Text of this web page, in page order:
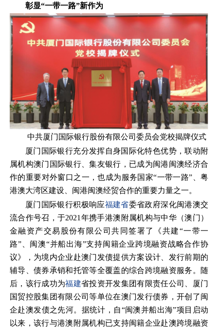
彰显“一带一路”新作为
中共厦门国际银行股份有限公司委员会党校揭牌仪式
厦门国际银行充分发挥自身国际化特色优势，联动附
属机构澳门国际银行、集友银行，已成为闽港闽澳经济合
作的重要对外窗口之一，也成为服务国家“一带一路”、粤
港澳大湾区建设、闽港闽澳经贸合作的重要力量之一。
厦门国际银行积极响应福建省委省政府深化闽港澳交
流合作号召，于2021年携手港澳附属机构与中华（澳门）
金融资产交易股份有限公司共同签署了《共建“一带一
路”、闽澳“并船出海”支持闽籍企业跨境融资战略合作协
议》，为境内企业赴澳门发债提供方案设计、发行前期的
辅导、债券承销和托管等全覆盖的综合跨境融资服务。随
后，该行成功为福建省投资开发集团有限责任公司、厦门
国贸控股集团有限公司等单位在澳门发行债券，开创了闽
企赴澳发债之先河。据统计，自“闽澳并船出海”项目启动
以来，该行与港澳附属机构已支持闽籍企业赴澳跨境融资